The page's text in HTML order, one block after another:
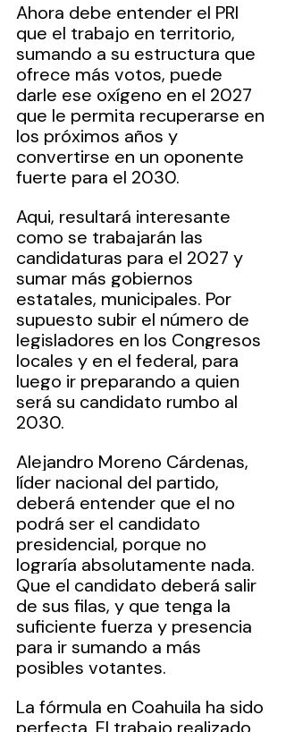
Ahora debe entender el PRI
que el trabajo en territorio,
sumando a su estructura que
ofrece más votos, puede
darle ese oxígeno en el 2027
que le permita recuperarse en
los próximos años y
convertirse en un oponente
fuerte para el 2030.
Aqui, resultará interesante
como se trabajarán las
candidaturas para el 2027 y
sumar más gobiernos
estatales, municipales. Por
supuesto subir el número de
legisladores en los Congresos
locales y en el federal, para
luego ir preparando a quien
será su candidato rumbo al
2030.
Alejandro Moreno Cárdenas,
líder nacional del partido,
deberá entender que el no
podrá ser el candidato
presidencial, porque no
lograría absolutamente nada.
Que el candidato deberá salir
de sus filas, y que tenga la
suficiente fuerza y presencia
para ir sumando a más
posibles votantes.
La fórmula en Coahuila ha sido